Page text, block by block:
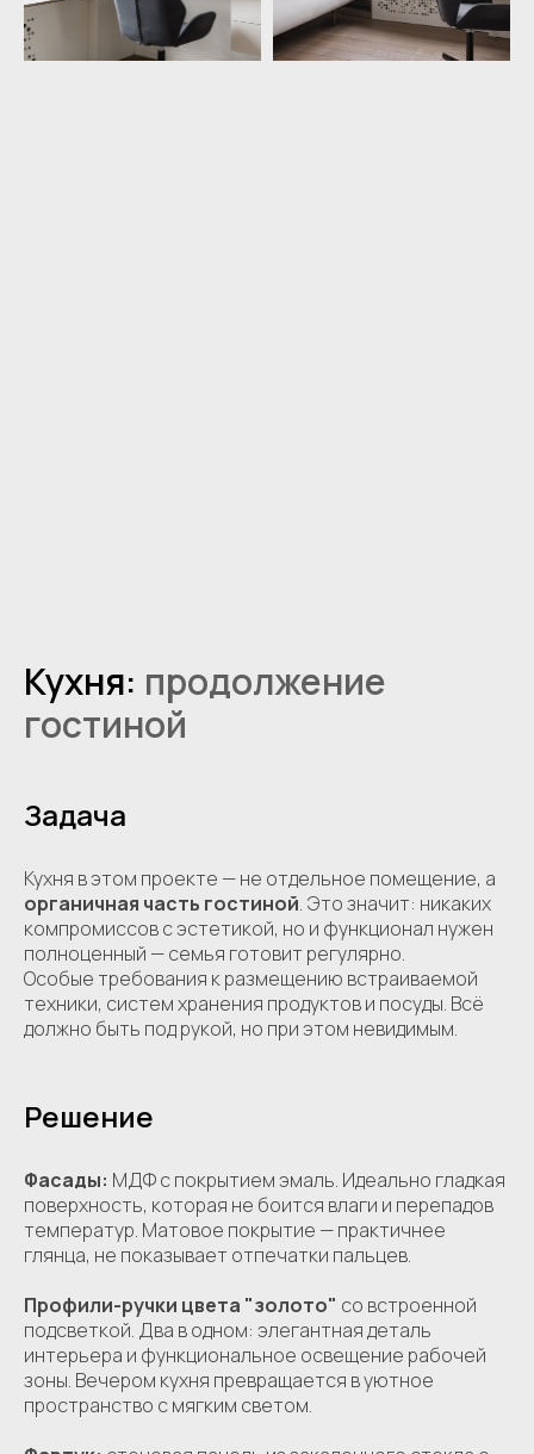
Кухня: продолжение
гостиной
Задача
Кухня в этом проекте — не отдельное помещение, а
органичная часть гостиной. Это значит: никаких
компромиссов с эстетикой, но и функционал нужен
полноценный — семья готовит регулярно.
Особые требования к размещению встраиваемой
техники, систем хранения продуктов и посуды. Всё
должно быть под рукой, но при этом невидимым.
Решение
Фасады: МДФ с покрытием эмаль. Идеально гладкая
поверхность, которая не боится влаги и перепадов
температур. Матовое покрытие — практичнее
глянца, не показывает отпечатки пальцев.
Профили-ручки цвета "золото" со встроенной
подсветкой. Два в одном: элегантная деталь
интерьера и функциональное освещение рабочей
зоны. Вечером кухня превращается в уютное
пространство с мягким светом.